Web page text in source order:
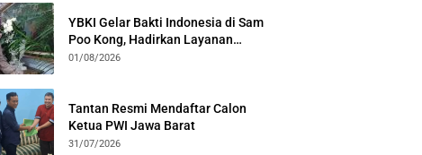
YBKI Gelar Bakti Indonesia di Sam
Poo Kong, Hadirkan Layanan
Kesehatan Gratis dan Dialog
01/08/2026
Tantan Resmi Mendaftar Calon
Ketua PWI Jawa Barat
31/07/2026